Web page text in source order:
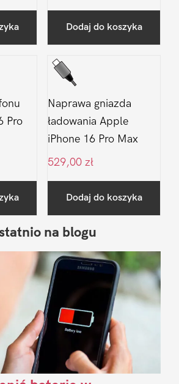
Dodaj do koszyka
Pro
Naprawa gniazda
ładowania Apple
iPhone 16 Pro Max
529,00 zł
Dodaj do koszyka
na blogu